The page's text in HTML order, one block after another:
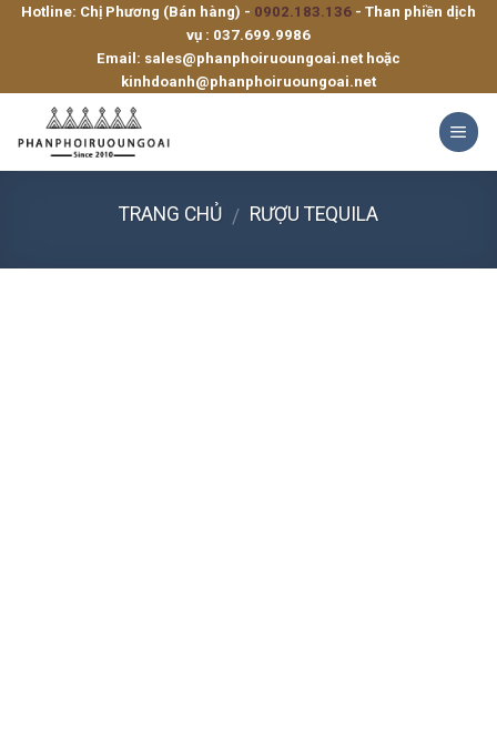
SkipHotline: Chị Phương (Bán hàng) - 0902.183.136 - Than phiền dịch
vụ : 037.699.9986
Email: sales@phanphoiruoungoai.net hoặc
kinhdoanh@phanphoiruoungoai.net
TRANG CHỦ / RƯỢU TEQUILA